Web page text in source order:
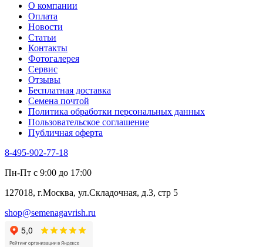
Тмин
Трава для чая
Туласи
Укроп
Фенхель пряный
Хризантема овощная
Цикорий пряный
Цикорий салатный (Витлуф)
Черемша
Шпинат
Щавель
Эндивий
Эстрагон
Алтей
Бессмертник
Валериана
Валерианелла
Гибискус лекарственный
Девясил
Душица
О компании
Оплата
Новости
Статьи
Контакты
Фотогалерея​
Сервис
Отзывы
Бесплатная доставка
Семена почтой
Политика обработки персональных данных
Пользовательское соглашение
Публичная оферта
8-495-902-77-18
Пн-Пт с 9:00 до 17:00
127018, г.Москва, ул.Складочная, д.3, стр 5
shop@semenagavrish.ru